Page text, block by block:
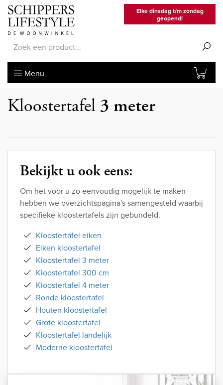
Elke dinsdag t/m zondag
geopend!
Menu
Kloostertafel 3 meter
Bekijkt u ook eens:
Om het voor u zo eenvoudig mogelijk te maken
hebben we overzichtspagina's samengesteld waarbij
specifieke kloostertafels zijn gebundeld.
Kloostertafel eiken
Eiken kloostertafel
Kloostertafel 3 meter
Kloostertafel 300 cm
Kloostertafel 4 meter
Ronde kloostertafel
Houten kloostertafel
Grote kloostertafel
Kloostertafel landelijk
Moderne kloostertafel